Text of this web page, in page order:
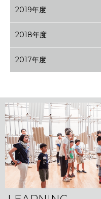
2019年度
2018年度
2017年度